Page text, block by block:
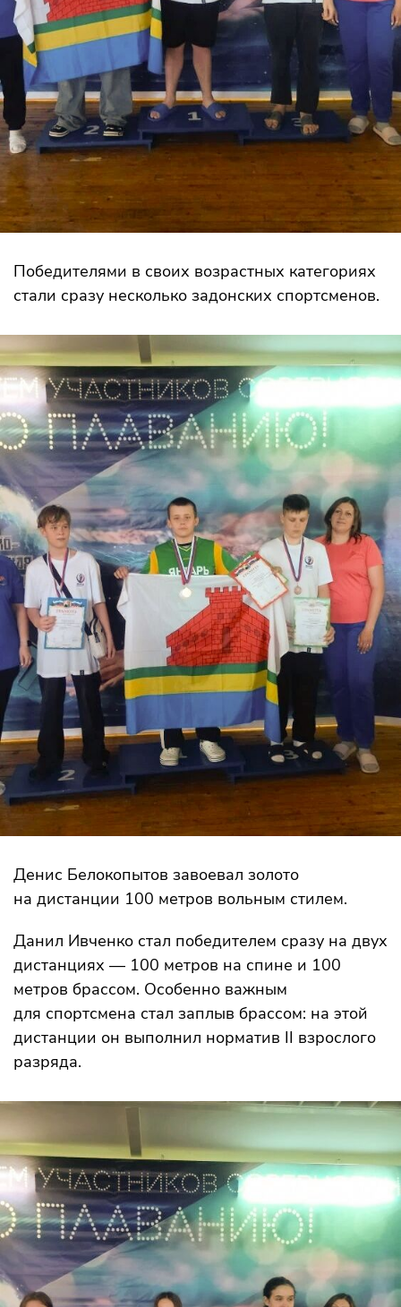
Победителями в своих возрастных категориях
стали сразу несколько задонских спортсменов.
Денис Белокопытов завоевал золото
на дистанции 100 метров вольным стилем.
Данил Ивченко стал победителем сразу на двух
дистанциях — 100 метров на спине и 100
метров брассом. Особенно важным
для спортсмена стал заплыв брассом: на этой
дистанции он выполнил норматив II взрослого
разряда.